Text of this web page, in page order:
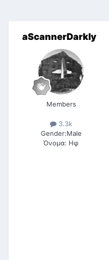
aScannerDarkly
Members
3.3k
Gender:Male
Όνομα: Ηφ